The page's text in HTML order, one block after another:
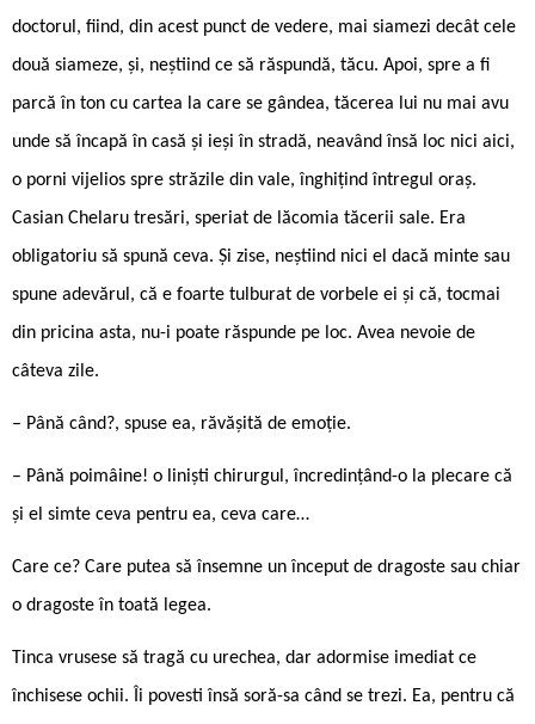
doctorul, fiind, din acest punct de vedere, mai siamezi decât cele
două siameze, și, neștiind ce să răspundă, tăcu. Apoi, spre a fi
parcă în ton cu cartea la care se gândea, tăcerea lui nu mai avu
unde să încapă în casă și ieși în stradă, neavând însă loc nici aici,
o porni vijelios spre străzile din vale, înghițind întregul oraș.
Casian Chelaru tresări, speriat de lăcomia tăcerii sale. Era
obligatoriu să spună ceva. Și zise, neștiind nici el dacă minte sau
spune adevărul, că e foarte tulburat de vorbele ei și că, tocmai
din pricina asta, nu-i poate răspunde pe loc. Avea nevoie de
câteva zile.
– Până când?, spuse ea, răvășită de emoție.
– Până poimâine! o liniști chirurgul, încredințând-o la plecare că
și el simte ceva pentru ea, ceva care…
Care ce? Care putea să însemne un început de dragoste sau chiar
o dragoste în toată legea.
Tinca vrusese să tragă cu urechea, dar adormise imediat ce
închisese ochii. Îi povesti însă soră-sa când se trezi. Ea, pentru că